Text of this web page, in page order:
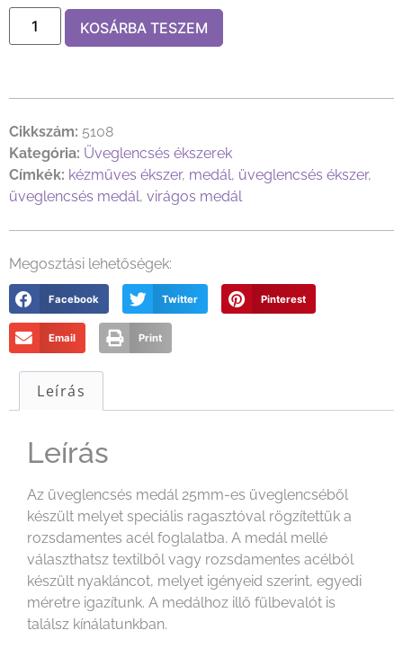
KOSÁRBA TESZEM
Cikkszám: 5108
Kategória: Üveglencsés ékszerek
Címkék: kézműves ékszer, medál, üveglencsés ékszer,
üveglencsés medál, virágos medál
Megosztási lehetőségek:
Facebook Twitter Pinterest
Email Print
Leírás
Leírás
Az üveglencsés medál 25mm-es üveglencséből
készült melyet speciális ragasztóval rögzítettük a
rozsdamentes acél foglalatba. A medál mellé
választhatsz textilből vagy rozsdamentes acélból
készült nyakláncot, melyet igényeid szerint, egyedi
méretre igazítunk. A medálhoz illő fülbevalót is
találsz kínálatunkban.